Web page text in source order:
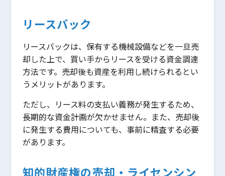
リースバック
リースバックは、保有する機械設備などを一旦売
却した上で、買い手からリースを受ける資金調達
方法です。売却後も資産を利用し続けられるとい
うメリットがあります。
ただし、リース料の支払い義務が発生するため、
長期的な資金計画が欠かせません。また、売却後
に発生する費用についても、事前に精査する必要
があります。
知的財産権の売却・ライセンシン